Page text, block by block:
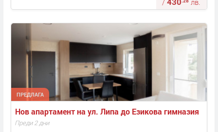
/ лв.
ПРЕДЛАГА
Нов апартамент на ул. Липа до Езикова гимназия
Преди 2 дни